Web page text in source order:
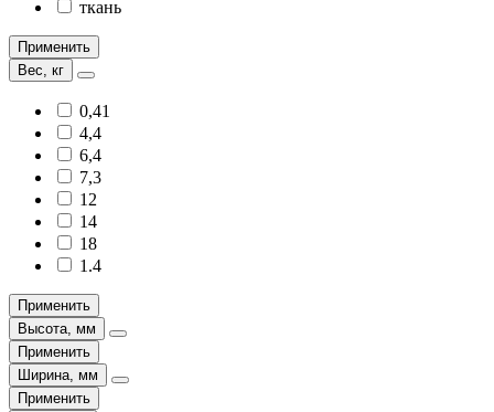
ткань
Применить
Вес, кг
0,41
4,4
6,4
7,3
12
14
18
1.4
Применить
Высота, мм
Применить
Ширина, мм
Применить